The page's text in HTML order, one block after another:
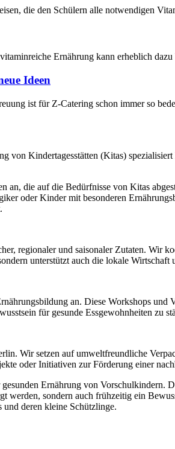
die den Schülern alle notwendigen
Ernährung kann erheblich
Ideen
ist für Z-Catering schon immer so
von Kindertagesstätten (Kitas)
an, die auf die Bedürfnisse von Kitas
oder Kinder mit besonderen
regionaler und saisonaler Zutaten. Wir
unterstützt auch die lokale Wirtschaft
an. Diese Workshops
für gesunde Essgewohnheiten zu
Wir setzen auf umweltfreundliche
oder Initiativen zur Förderung einer
Ernährung von
werden, sondern auch frühzeitig ein
deren kleine Schützlinge.